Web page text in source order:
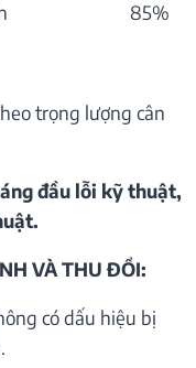
85%
trọng lượng cân
đầu lỗi kỹ thuật,
VÀ THU ĐỒI:
có dấu hiệu bị